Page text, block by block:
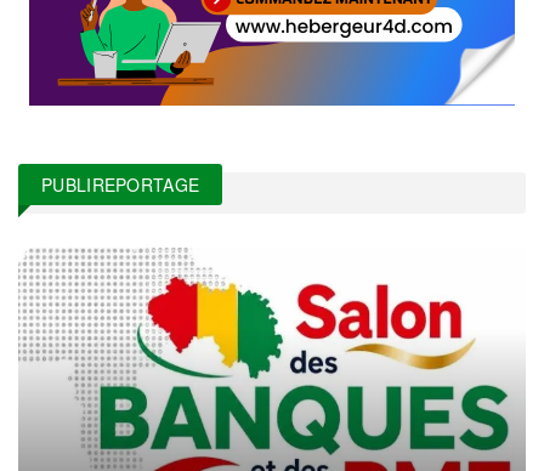
PUBLIREPORTAGE